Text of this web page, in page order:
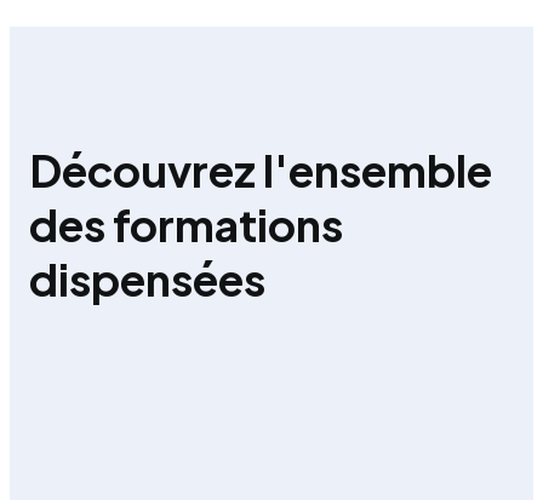
Découvrez l'ensemble
des formations
dispensées